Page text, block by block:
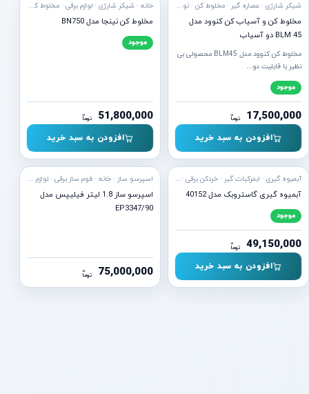
شیکر شارژی · عصاره گیر · مخلوط کن · نوشیدنی
مخلوط کن و آسیاب کن کنوود مدل
BLM 45 دو آسیاب
مخلوط کن کنوود مدل BLM45 محصولی بی
نظیر با قابلیت دو…
موجود
17,500,000 توما
ن
افزودن به سبد خرید
خانه · شیکر شارژی · لوازم برقی · مخلوط کن · نوشیدنی
مخلوط کن نینجا مدل BN750
موجود
51,800,000 توما
ن
افزودن به سبد خرید
ارسال
آبمیوه گیری · ابمرکبات گیر · خردکن برقی · شیکر شارژی · عصاره گیر · لوازم برقی · مخلوط کن · نوشیدنی
آبمیوه گیری گاستروبک مدل 40152
موجود
49,150,000 توما
ن
افزودن به سبد خرید
اسپرسو ساز · خانه · فوم ساز برقی · لوازم برقی · نسپرسو
اسپرسو ساز 1.8 لیتر فیلیپس مدل
EP3347/90
75,000,000 توما
ن